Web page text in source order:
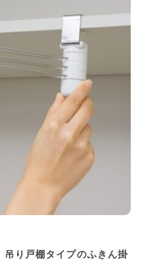
吊り戸棚タイプのふきん掛